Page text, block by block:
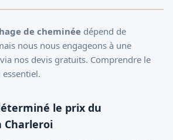
de cheminée dépend de
nous nous engageons à une
nos devis gratuits. Comprendre le
essentiel.
le prix du
Charleroi